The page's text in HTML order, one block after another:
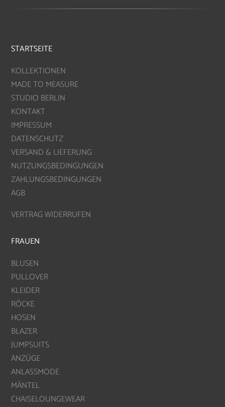
STARTSEITE
KOLLEKTIONEN
MADE TO MEASURE
STUDIO BERLIN
KONTAKT
IMPRESSUM
DATENSCHUTZ
VERSAND & LIEFERUNG
NUTZUNGSBEDINGUNGEN
ZAHLUNGSBEDINGUNGEN
AGB
VERTRAG WIDERRUFEN
FRAUEN
BLUSEN
PULLOVER
KLEIDER
RÖCKE
HOSEN
BLAZER
JUMPSUITS
ANZÜGE
ANLASSMODE
MÄNTEL
CHAISELOUNGEWEAR